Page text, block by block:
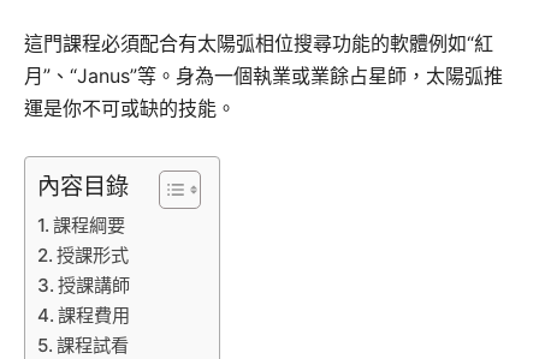
這門課程必須配合有太陽弧相位搜尋功能的軟體例如“紅
月”、“Janus”等。身為一個執業或業餘占星師，太陽弧推
運是你不可或缺的技能。
內容目錄
課程綱要
授課形式
授課講師
課程費用
課程試看